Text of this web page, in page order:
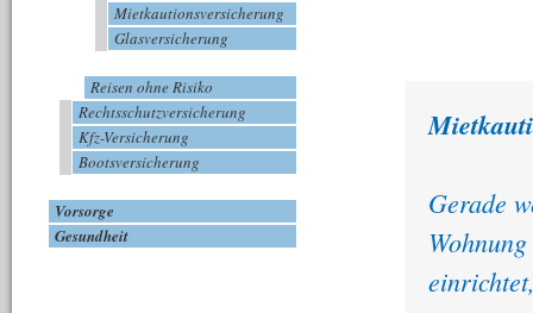
Mietkautionsversicherung
Glasversicherung
Reisen ohne Risiko
Rechtsschutzversicherung
Kfz-Versicherung
Bootsversicherung
Vorsorge
Gesundheit
Gerade